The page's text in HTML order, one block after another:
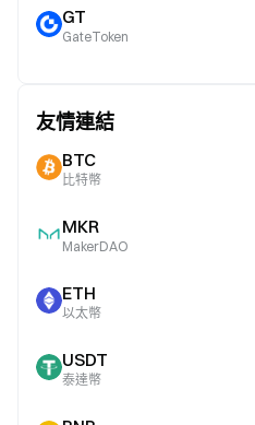
GT
GateToken
友情連結
BTC
比特幣
MKR
MakerDAO
ETH
以太幣
USDT
泰達幣